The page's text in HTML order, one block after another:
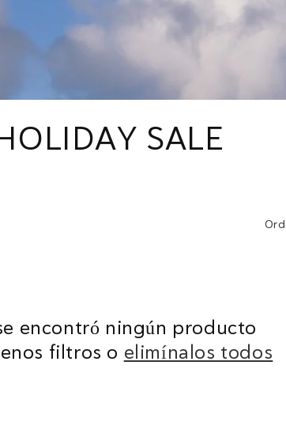
C
HOLIDAY SALE
encontró ningún producto
filtros o elimínalos todos